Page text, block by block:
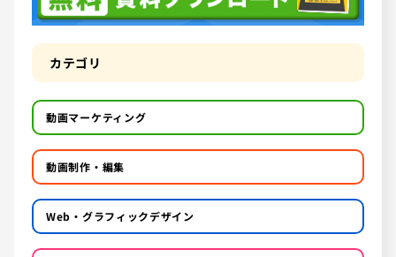
カテゴリ
動画マーケティング
動画制作・編集
Web・グラフィックデザイン